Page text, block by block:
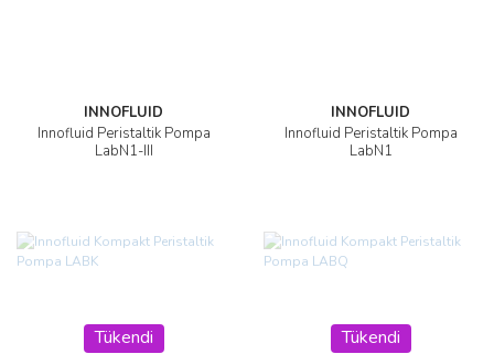
INNOFLUID
Innofluid Peristaltik Pompa
LabN1-III
INNOFLUID
Innofluid Peristaltik Pompa
LabN1
Tükendi Tükendi